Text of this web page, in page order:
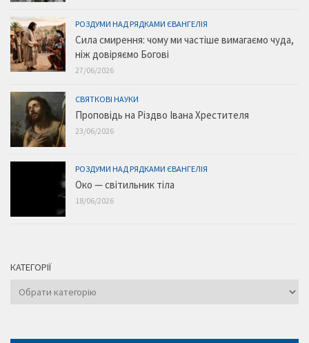
РОЗДУМИ НАД РЯДКАМИ ЄВАНГЕЛІЯ
Сила смирення: чому ми частіше вимагаємо чуда,
ніж довіряємо Богові
27/06/2026
СВЯТКОВІ НАУКИ
Проповідь на Різдво Івана Хрестителя
23/06/2026
РОЗДУМИ НАД РЯДКАМИ ЄВАНГЕЛІЯ
Око — світильник тіла
18/06/2026
КАТЕГОРІЇ
Категорії